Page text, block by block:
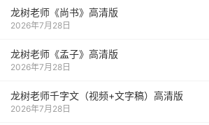
龙树老师《尚书》高清版
2026年7月28日
龙树老师《孟子》高清版
2026年7月28日
龙树老师千字文（视频+文字稿）高清版
2026年7月28日